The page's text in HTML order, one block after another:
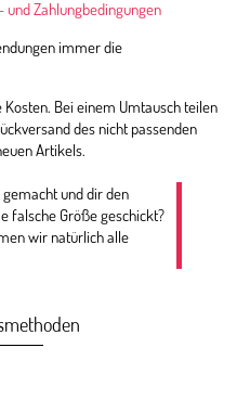
und Zahlungbedingungen
immer die
Bei einem Umtausch teilen
des nicht passenden
Artikels.
und dir den
falsche Größe geschickt?
wir natürlich alle